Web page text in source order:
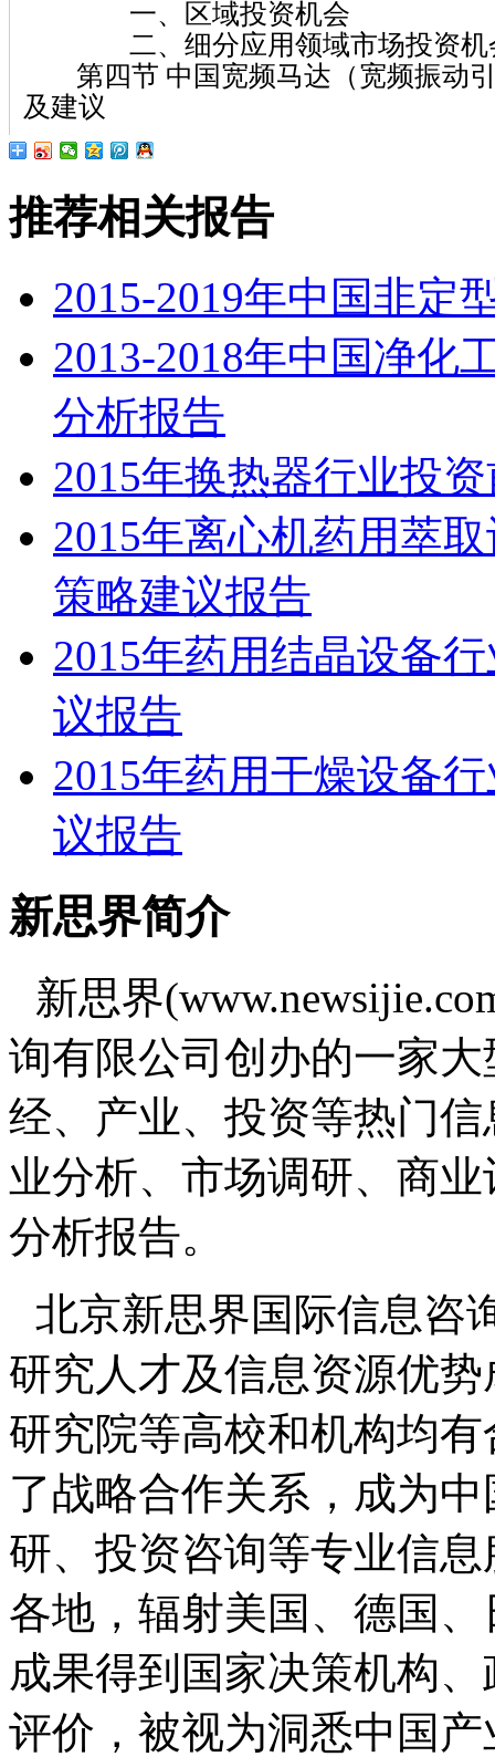
一、区域投资机会
二、细分应用领域市场投资机
第四节 中国宽频马达（宽频振动
及建议
推荐相关报告
2015-2019年中国非定
2013-2018年中国净化
分析报告
2015年换热器行业投
2015年离心机药用萃
策略建议报告
2015年药用结晶设备
议报告
2015年药用干燥设备
议报告
新思界简介
新思界
询有限公司创办的一家
经、产业、投资等热门
业分析、市场调研、商
分析报告。
北京新思界国际信息咨
研究人才及信息资源优
研究院等高校和机构均
了战略合作关系，成为
研、投资咨询等专业信
各地，辐射美国、德国
成果得到国家决策机构
评价，被视为洞悉中国